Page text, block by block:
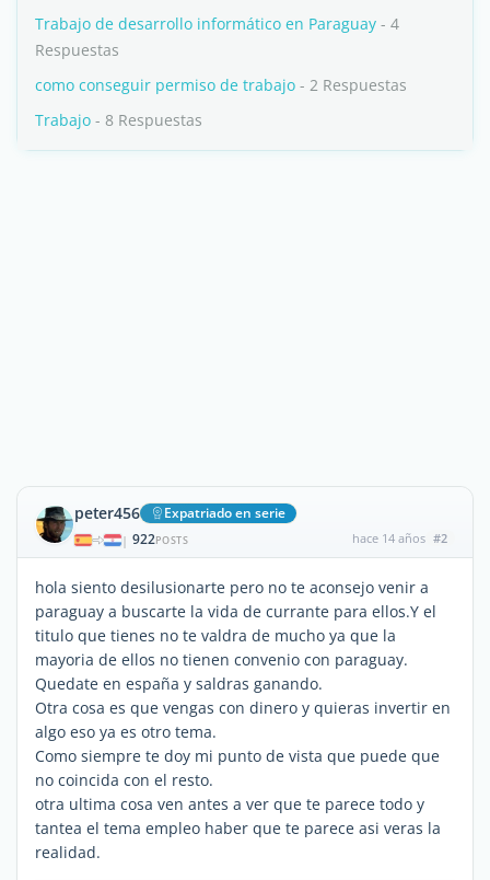
Trabajo de desarrollo informático en Paraguay - 4
Respuestas
como conseguir permiso de trabajo - 2 Respuestas
Trabajo - 8 Respuestas
peter456 Expatriado en serie
| 922POSTS hace 14 años #2
hola siento desilusionarte pero no te aconsejo venir a
paraguay a buscarte la vida de currante para ellos.Y el
titulo que tienes no te valdra de mucho ya que la
mayoria de ellos no tienen convenio con paraguay.
Quedate en españa y saldras ganando.
Otra cosa es que vengas con dinero y quieras invertir en
algo eso ya es otro tema.
Como siempre te doy mi punto de vista que puede que
no coincida con el resto.
otra ultima cosa ven antes a ver que te parece todo y
tantea el tema empleo haber que te parece asi veras la
realidad.